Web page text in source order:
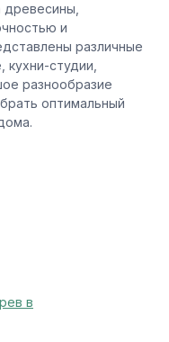
и
различные
студии,
разнообразие
оптимальный